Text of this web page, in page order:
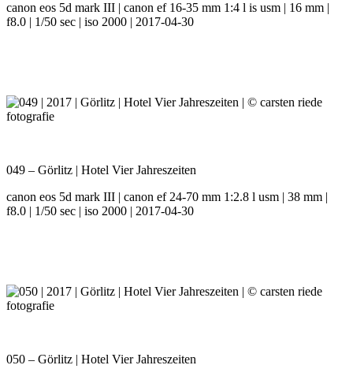
canon eos 5d mark III | canon ef 16-35 mm 1:4 l is usm | 16 mm |
f8.0 | 1/50 sec | iso 2000 | 2017-04-30
049 – Görlitz | Hotel Vier Jahreszeiten
canon eos 5d mark III | canon ef 24-70 mm 1:2.8 l usm | 38 mm |
f8.0 | 1/50 sec | iso 2000 | 2017-04-30
050 – Görlitz | Hotel Vier Jahreszeiten